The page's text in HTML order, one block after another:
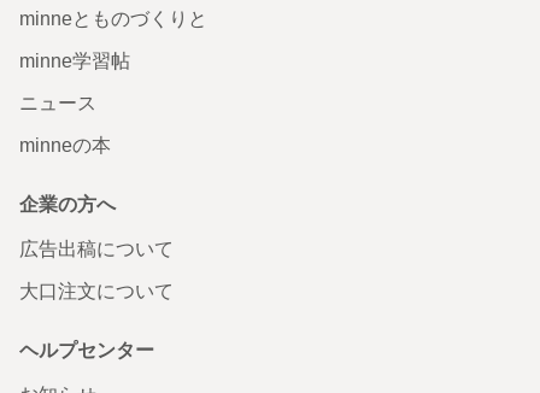
minneとものづくりと
minne学習帖
ニュース
minneの本
企業の方へ
広告出稿について
大口注文について
ヘルプセンター